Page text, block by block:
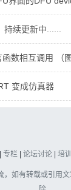
续更新中......
数相互调用 （图
变成仿真器
| 专栏 | 论坛讨论 | 培
，如有转载或引用